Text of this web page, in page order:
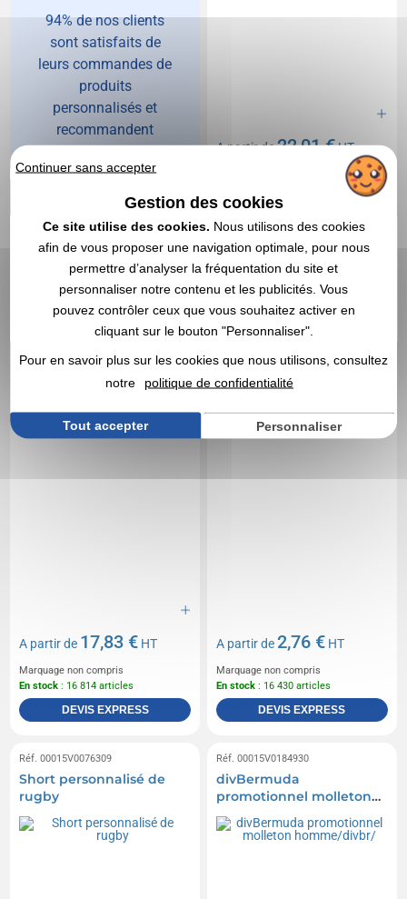
94% de nos clients
sont satisfaits de
leurs commandes de
produits
personnalisés et
recommandent
Vegea !
A partir de22,01 €HT
Kariban
Réf. 00015V0120339
Bermuda personnalisé
chino femme - Kariban
A partir de 17,83 € HT
Marquage non compris
En stock : 16 814 articles
DEVIS EXPRESS
Réf. 00053V0210054
Shorts publicitaires
Enfant - Rudig
A partir de2,76 € HT
Marquage non compris
En stock : 16 430 articles
DEVIS EXPRESS
Réf. 00015V0076309
Short personnalisé de
rugby
Réf. 00015V0184930
divBermuda
promotionnel molleton
homme/divbr/
Continuer sans accepter
Gestion des cookies
Ce site utilise des cookies. Nous utilisons des cookies
afin de vous proposer une navigation optimale, pour nous
permettre d’analyser la fréquentation du site et
personnaliser notre contenu et les publicités. Vous
pouvez contrôler ceux que vous souhaitez activer en
cliquant sur le bouton "Personnaliser".
Pour en savoir plus sur les cookies que nous utilisons, consultez
notre
politique de confidentialité
Tout accepter Personnaliser